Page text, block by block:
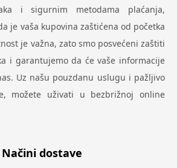
i sigurnim metodama plaćanja,
je vaša kupovina zaštićena od početka
je važna, zato smo posvećeni zaštiti
i garantujemo da će vaše informacije
Uz našu pouzdanu uslugu i pažljivo
možete uživati u bezbrižnoj online
Načini dostave